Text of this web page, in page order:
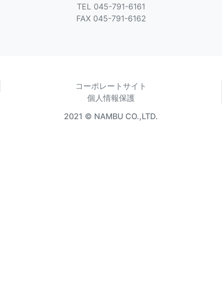
TEL 045-791-6161
FAX 045-791-6162
コーポレートサイト
個人情報保護
2021 © NAMBU CO.,LTD.